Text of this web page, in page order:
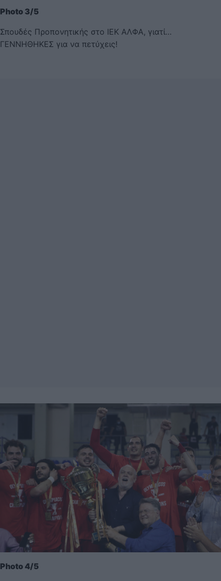
Photo 3/5
Σπουδές Προπονητικής στο ΙΕΚ ΑΛΦΑ, γιατί…
ΓΕΝΝΗΘΗΚΕΣ για να πετύχεις!
Photo 4/5